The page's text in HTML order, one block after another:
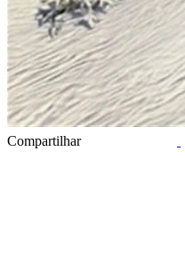
Compartilhar